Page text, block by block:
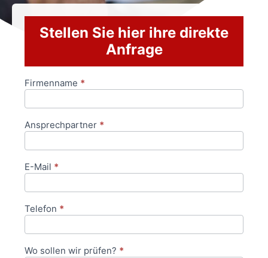
Stellen Sie hier ihre direkte
Anfrage
Anfrageformular
Firmenname *
Ansprechpartner *
E-Mail *
Telefon *
Wo sollen wir prüfen? *